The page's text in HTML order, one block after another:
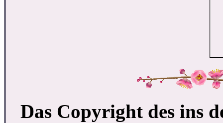
Das Copyright des ins